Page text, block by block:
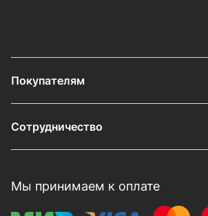
Покупателям
Сотрудничество
Мы принимаем к оплате